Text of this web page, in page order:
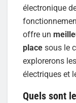
électronique
offre un
place sous le
explorerons
électriques et
Quels sont